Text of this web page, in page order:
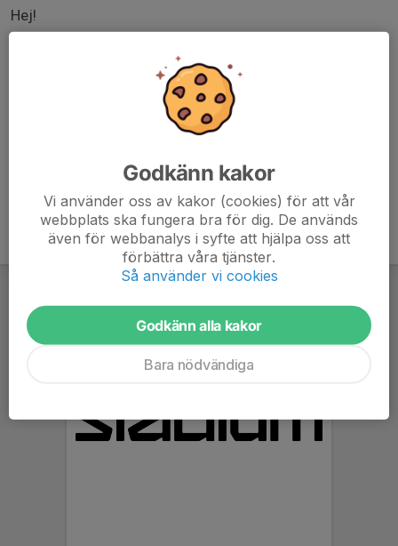
Hej!
Kommer ni till träningen? Kom ihåg att träningen börjar
18:15 och att 18:30 börjar vi med spel på borden så
viktigt att ni kommer i tid till uppvärmningen.
Godkänn kakor
Vi använder oss av kakor (cookies) för att vår
webbplats ska fungera bra för dig. De används
även för webbanalys i syfte att hjälpa oss att
förbättra våra tjänster.
Så använder vi cookies
Godkänn alla kakor
Bara nödvändiga